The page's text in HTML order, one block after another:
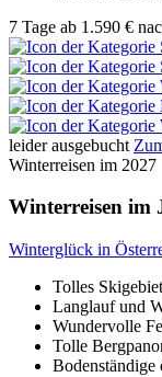
7 Tage ab 1.590 €
leider ausgebucht
Winterreisen im 2027
Winterreisen im
Winterglück in
Tolles Skigebiet
Langlauf und
Wundervolle
Tolle
Bodenständige